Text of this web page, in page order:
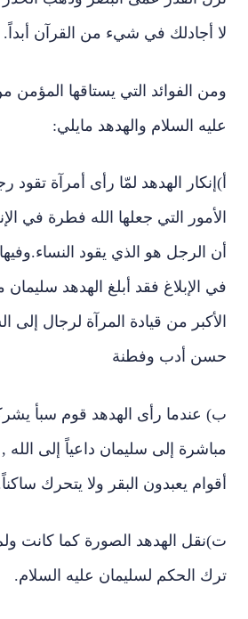
لا أجادلك في شيء من القرآن أبداً.
ومن الفوائد التي يستاقها
عليه السلام والهدهد مايلي:
أ‌)إنكار الهدهد لمّا رأى أمرآة
الأمور التي جعلها الله فطرة في
أن الرجل هو الذي يقود
في الإبلاغ فقد أبلغ الهدهد
الأكبر من قيادة المرآة لرجال إلى
حسن أدب وفطنة
ب‌) عندما رأى الهدهد قوم سبأ
مباشرة إلى سليمان داعياً إلى الله ,
أقوام يعبدون البقر ولا يتحرك
ت‌)نقل الهدهد الصورة كما كانت
ترك الحكم لسليمان عليه السلام.